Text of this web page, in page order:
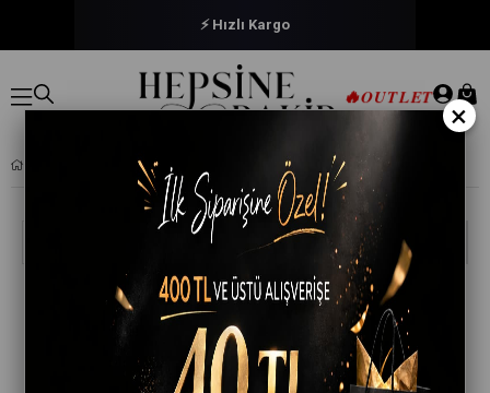
⚡ Hızlı Kargo
🔥OUTLET
Blog
×